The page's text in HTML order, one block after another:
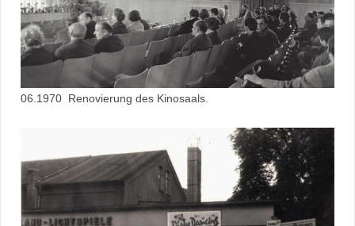
06.1970 Renovierung des Kinosaals.